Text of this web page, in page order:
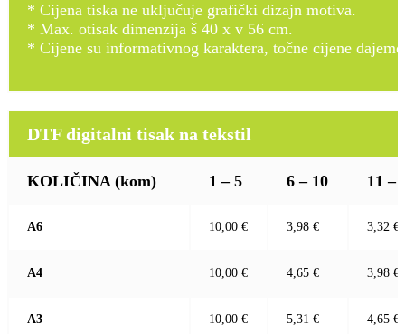
* Cijena tiska ne uključuje grafički dizajn motiva.
* Max. otisak dimenzija š 40 x v 56 cm.
* Cijene su informativnog karaktera, točne cijene
DTF digitalni tisak na tekstil
KOLIČINA (kom) 1 – 5 6 – 10 11 –
A6 10,00 € 3,98 € 3,32 €
A4 10,00 € 4,65 € 3,98 €
A3 10,00 € 5,31 € 4,65 €